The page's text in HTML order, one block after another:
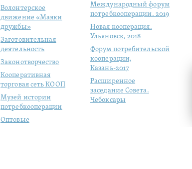
Волонтерское
движение «Маяки
дружбы»
Заготовительная
деятельность
Законотворчество
Кооперативная
торговая сеть КООП
Музей истории
потребкооперации
Оптовые
Международный форум
потребкооперации. 2019
Новая кооперация.
Ульяновск, 2018
Форум потребительской
кооперации,
Казань-2017
Расширенное
заседание Совета.
Чебоксары